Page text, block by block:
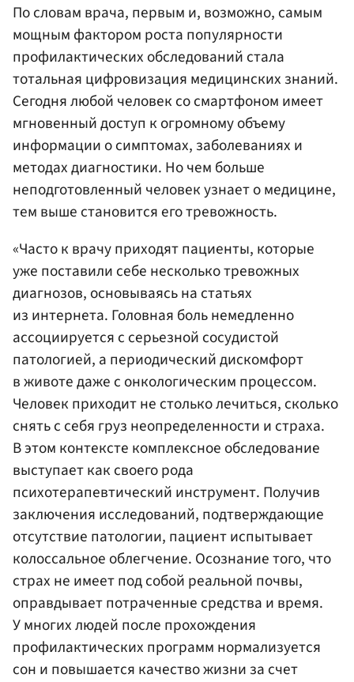
По словам врача, первым и, возможно, самым
мощным фактором роста популярности
профилактических обследований стала
тотальная цифровизация медицинских знаний.
Сегодня любой человек со смартфоном имеет
мгновенный доступ к огромному объему
информации о симптомах, заболеваниях и
методах диагностики. Но чем больше
неподготовленный человек узнает о медицине,
тем выше становится его тревожность.
«Часто к врачу приходят пациенты, которые
уже поставили себе несколько тревожных
диагнозов, основываясь на статьях
из интернета. Головная боль немедленно
ассоциируется с серьезной сосудистой
патологией, а периодический дискомфорт
в животе даже с онкологическим процессом.
Человек приходит не столько лечиться, сколько
снять с себя груз неопределенности и страха.
В этом контексте комплексное обследование
выступает как своего рода
психотерапевтический инструмент. Получив
заключения исследований, подтверждающие
отсутствие патологии, пациент испытывает
колоссальное облегчение. Осознание того, что
страх не имеет под собой реальной почвы,
оправдывает потраченные средства и время.
У многих людей после прохождения
профилактических программ нормализуется
сон и повышается качество жизни за счет